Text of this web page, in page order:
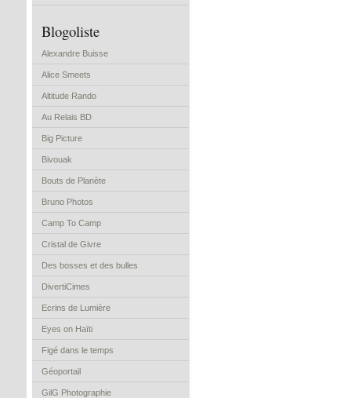
Blogoliste
Alexandre Buisse
Alice Smeets
Altitude Rando
Au Relais BD
Big Picture
Bivouak
Bouts de Planète
Bruno Photos
Camp To Camp
Cristal de Givre
Des bosses et des bulles
DivertiCimes
Ecrins de Lumière
Eyes on Haïti
Figé dans le temps
Géoportail
GilG Photographie